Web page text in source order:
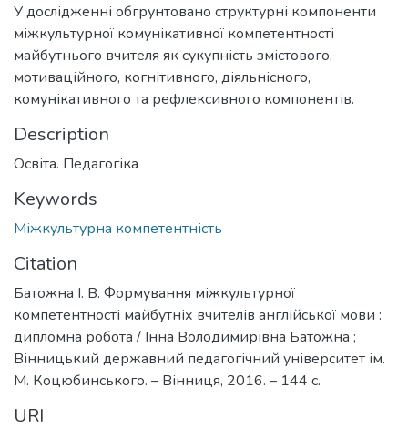
У дослідженні обгрунтовано структурні компоненти
міжкультурної комунікативної компетентності
майбутнього вчителя як сукупність змістового,
мотиваційного, когнітивного, діяльнісного,
комунікативного та рефлексивного компонентів.
Description
Освіта. Педагогіка
Keywords
Міжкультурна компетентність
Citation
Батожна І. В. Формування міжкультурної
компетентності майбутніх вчителів англійської мови :
дипломна робота / Інна Володимирівна Батожна ;
Вінницький державний педагогічний університет ім.
М. Коцюбинського. – Вінниця, 2016. – 144 с.
URI